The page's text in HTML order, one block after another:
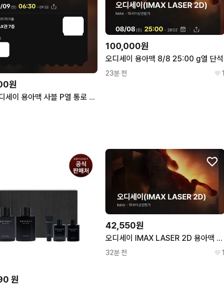
원
8.9 오디세이 용아맥 사블 P열 통로 단석
100,000원
오디세이 용아맥 8/8 25:00 g열 단석
23분 전 1
원
42,550원
오디세이 IMAX LASER 2D 용아맥 8/11
32분 전 1